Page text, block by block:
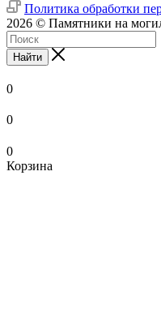
Политика обработки
2026 © Памятники на
Найти
0
0
0
Корзина